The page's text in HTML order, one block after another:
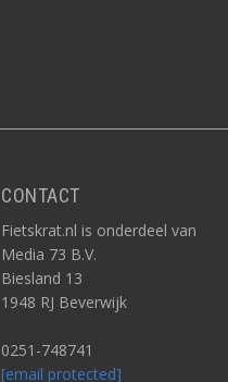
CONTACT
Fietskrat.nl is onderdeel van
Media 73 B.V.
Biesland 13
1948 RJ Beverwijk
0251-748741
[email protected]